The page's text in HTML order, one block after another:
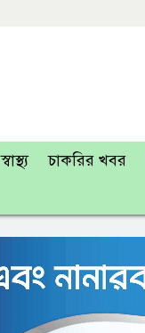
স্বাস্থ্য চাকরির খবর